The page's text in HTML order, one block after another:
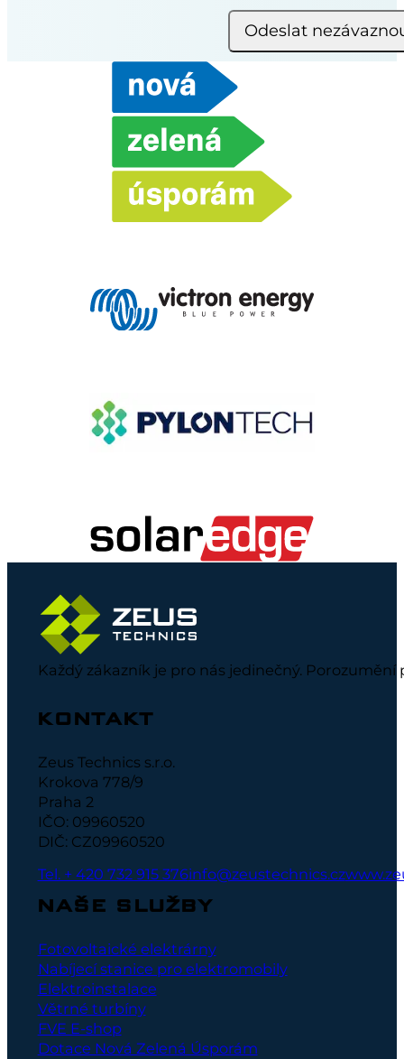
Odeslat
Každý zákazník je pro nás jedinečný.
KONTAKT
Zeus Technics s.r.o.
Krokova 778/9
Praha 2
IČO: 09960520
DIČ: CZ09960520
Tel. + 420 732 915 376info@zeustechnics.cz
NAŠE SLUŽBY
Fotovoltaické elektrárny
Nabíjecí stanice pro elektromobily
Elektroinstalace
Větrné turbíny
FVE E-shop
Dotace Nová Zelená Úsporám